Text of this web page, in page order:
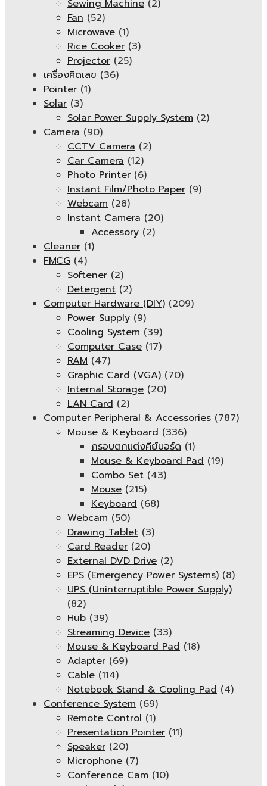
Sewing Machine (2)
Fan (52)
Microwave (1)
Rice Cooker (3)
Projector (25)
เครื่องคิดเลข (36)
Pointer (1)
Solar (3)
Solar Power Supply System (2)
Camera (90)
CCTV Camera (2)
Car Camera (12)
Photo Printer (6)
Instant Film/Photo Paper (9)
Webcam (28)
Instant Camera (20)
Accessory (2)
Cleaner (1)
FMCG (4)
Softener (2)
Detergent (2)
Computer Hardware (DIY) (209)
Power Supply (9)
Cooling System (39)
Computer Case (17)
RAM (47)
Graphic Card (VGA) (70)
Internal Storage (20)
LAN Card (2)
Computer Peripheral & Accessories (787)
Mouse & Keyboard (336)
กรอบตกแต่งคีย์บอร์ด (1)
Mouse & Keyboard Pad (19)
Combo Set (43)
Mouse (215)
Keyboard (68)
Webcam (50)
Drawing Tablet (3)
Card Reader (20)
External DVD Drive (2)
EPS (Emergency Power Systems) (8)
UPS (Uninterruptible Power Supply)
(82)
Hub (39)
Streaming Device (33)
Mouse & Keyboard Pad (18)
Adapter (69)
Cable (114)
Notebook Stand & Cooling Pad (4)
Conference System (69)
Remote Control (1)
Presentation Pointer (11)
Speaker (20)
Microphone (7)
Conference Cam (10)